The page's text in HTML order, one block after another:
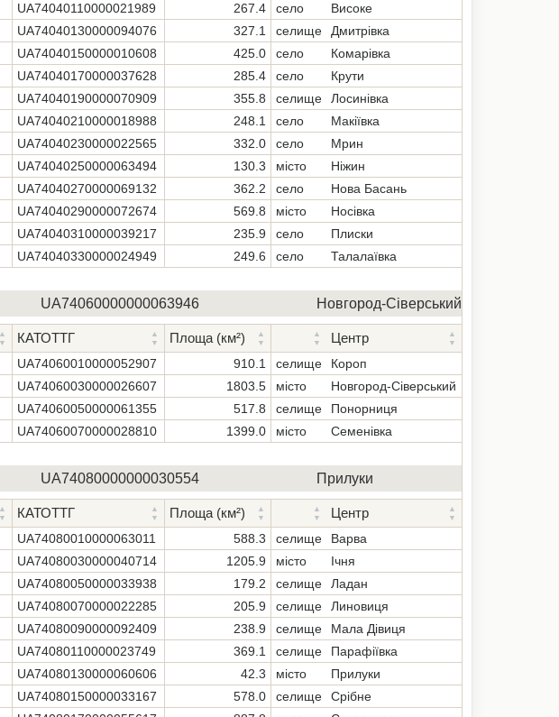
UA74040110000021989 267.4 село
Високе
UA74040130000094076 327.1 селище
Дмитрівка
UA74040150000010608 425.0 село
Комарівка
UA74040170000037628 285.4 село
Крути
UA74040190000070909 355.8 селище
Лосинівка
UA74040210000018988 248.1 село
Макіївка
UA74040230000022565 332.0 село
Мрин
UA74040250000063494 130.3 місто
Ніжин
UA74040270000069132 362.2 село
Нова Басань
UA74040290000072674 569.8 місто
Носівка
UA74040310000039217 235.9 село
Плиски
UA74040330000024949 249.6 село Талалаївка
UA74060000000063946 Новгород-Сіверський
КАТОТТГ Площа (км²) Центр
UA74060010000052907 910.1 селище
Короп
UA74060030000026607 1803.5 місто
Новгород-Сіверський
UA74060050000061355 517.8 селище
Понорниця
UA74060070000028810 1399.0 місто Семенівка
UA74080000000030554 Прилуки
КАТОТТГ Площа (км²) Центр
UA74080010000063011 588.3 селище
Варва
UA74080030000040714 1205.9 місто
Ічня
UA74080050000033938 179.2 селище
Ладан
UA74080070000022285 205.9 селище
Линовиця
UA74080090000092409 238.9 селище
Мала Дівиця
UA74080110000023749 369.1 селище
Парафіївка
UA74080130000060606 42.3 місто
Прилуки
UA74080150000033167 578.0 селище
Срібне